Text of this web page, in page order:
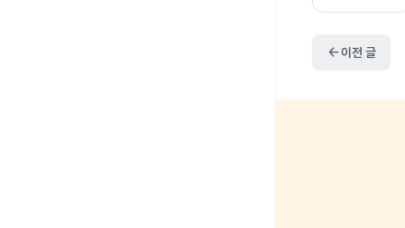
arrow_back이전 글